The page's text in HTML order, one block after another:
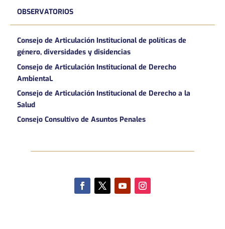
OBSERVATORIOS
Consejo de Articulación Institucional de políticas de
género, diversidades y disidencias
Consejo de Articulación Institucional de Derecho
AmbientaL
Consejo de Articulación Institucional de Derecho a la
Salud
Consejo Consultivo de Asuntos Penales